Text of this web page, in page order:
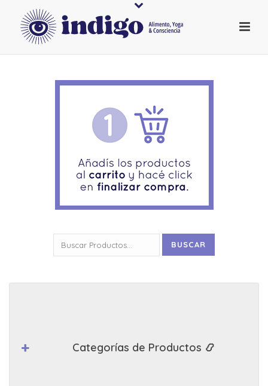
por:
BUSCAR
Categorías de Productos 📿